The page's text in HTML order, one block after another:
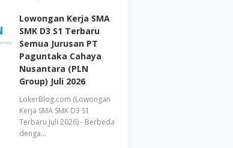
Lowongan Kerja SMA
SMK D3 S1 Terbaru
Semua Jurusan PT
Paguntaka Cahaya
Nusantara (PLN
Group) Juli 2026
LokerBlog.com (Lowongan
Kerja SMA SMK D3 S1
Terbaru Juli 2026) - Berbeda
denga…